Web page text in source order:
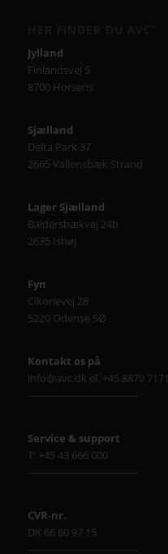
Jylland
Finlandsvej 5
8700 Horsens
Sjælland
Delta Park 37
2665 Vallensbæk Strand
Lager Sjælland
Baldersbækvej 24b
2635 Ishøj
Fyn
Cikorievej 28
5220 Odense SØ
Kontakt os på
info@avc.dk el. +45 8870 7171
----------------------------------
Service & support
T: +45 43 666 000
----------------------------------
CVR-nr.
DK 66 60 97 15
----------------------------------